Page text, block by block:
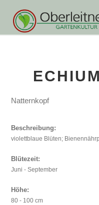
Natternkopf
Beschreibung:
violettblaue Blüten;
Blütezeit:
Juni - September
Höhe:
80 - 100 cm